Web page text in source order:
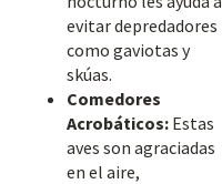
evitar depredadores
como gaviotas y
skúas.
Comedores
Acrobáticos: Estas
aves son agraciadas
en el aire,